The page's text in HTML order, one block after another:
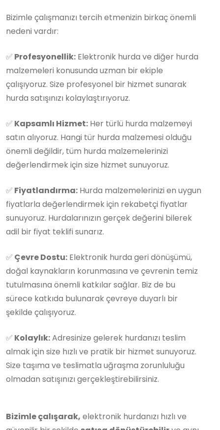
Bizimle çalışmanızı tercih etmenizin birkaç önemli
nedeni vardır:
✅ Profesyonellik: Elektronik hurda ve diğer hurda
malzemeleri konusunda uzman bir ekiple
çalışıyoruz. Size profesyonel bir hizmet sunarak
hurda satışınızı kolaylaştırıyoruz.
✅ Kapsamlı Hizmet: Her türlü hurda malzemeyi
satın alıyoruz. Hangi tür hurda malzemesi olduğu
önemli değildir, tüm hurda malzemelerinizi
değerlendirmek için size hizmet sunuyoruz.
✅ Fiyatlandırma: Hurda malzemelerinizi en uygun
fiyatlarla değerlendirmek için rekabetçi fiyatlar
sunuyoruz. Hurdalarınızın gerçek değerini bilerek
adil bir fiyat teklifi sunarız.
✅ Çevre Dostu: Elektronik hurda geri dönüşümü,
doğal kaynakların korunmasına ve çevrenin temiz
tutulmasına önemli katkılar sağlar. Biz de bu
sürece katkıda bulunarak çevreye duyarlı bir
şekilde çalışıyoruz.
✅ Kolaylık:Adresinize gelerek hurdanızı teslim
almak için size hızlı ve pratik bir hizmet sunuyoruz.
Size taşıma ve teslimatla uğraşma zorunluluğu
olmadan satışınızı gerçekleştirebilirsiniz.
Bizimle çalışarak, elektronik hurdanızı hızlı ve